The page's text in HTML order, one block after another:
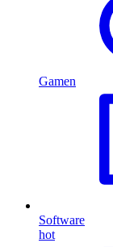
Gamen
Software
hot